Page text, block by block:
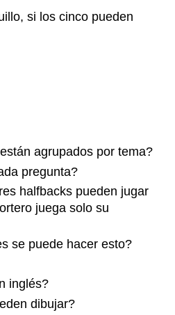
si los cinco pueden
agrupados por tema?
pregunta?
halfbacks pueden jugar
juega solo su
se puede hacer esto?
inglés?
dibujar?